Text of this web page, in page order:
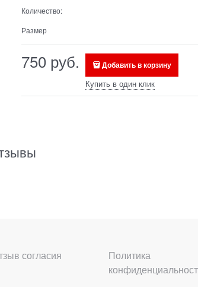
Количество:
Размер
750 руб. Добавить в корзину
Купить в один клик
согласия
Политика